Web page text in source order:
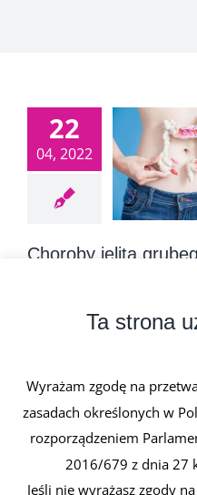
22
04, 2022
Choroby jelita
Choroby jelita grubego
Ta strona
Wyrażam zgodę na
zasadach określonych w
rozporządzeniem
2016/679 z dnia 27
Jeśli nie wyrażasz zgody